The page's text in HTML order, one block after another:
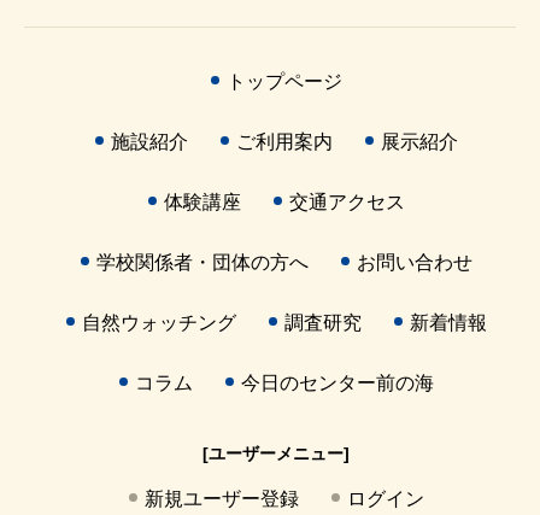
トップページ
施設紹介 ご利用案内 展示紹介
体験講座 交通アクセス
学校関係者・団体の方へ お問い合わせ
自然ウォッチング 調査研究 新着情報
コラム 今日のセンター前の海
[ユーザーメニュー]
新規ユーザー登録 ログイン